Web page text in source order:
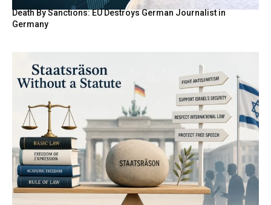
Death By Sanctions: EU Destroys German Journalist in
Germany